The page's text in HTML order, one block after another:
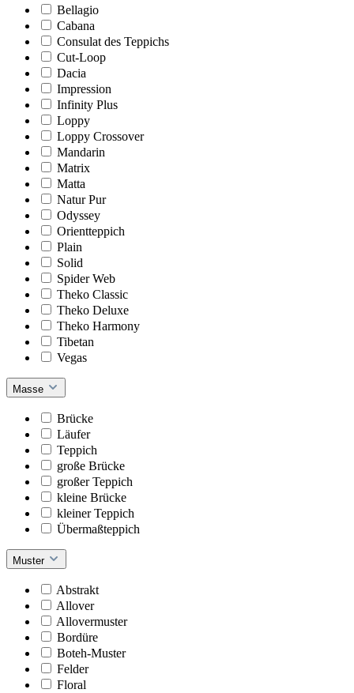
Bellagio
Cabana
Consulat des Teppichs
Cut-Loop
Dacia
Impression
Infinity Plus
Loppy
Loppy Crossover
Mandarin
Matrix
Matta
Natur Pur
Odyssey
Orientteppich
Plain
Solid
Spider Web
Theko Classic
Theko Deluxe
Theko Harmony
Tibetan
Vegas
Masse
Brücke
Läufer
Teppich
große Brücke
großer Teppich
kleine Brücke
kleiner Teppich
Übermaßteppich
Muster
Abstrakt
Allover
Allovermuster
Bordüre
Boteh-Muster
Felder
Floral